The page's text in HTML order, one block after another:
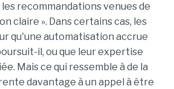
recommandations venues de
claire ». Dans certains cas, les
qu'une automatisation accrue
il, ou que leur expertise
Mais ce qui ressemble à de la
davantage à un appel à être